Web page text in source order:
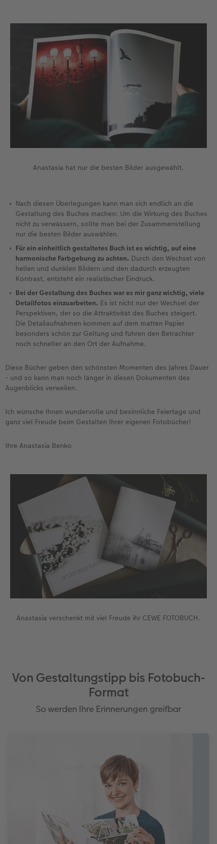
Anastasia hat nur die besten Bilder ausgewählt.
Nach diesen Überlegungen kann man sich endlich an die
Gestaltung des Buches machen: Um die Wirkung des Buches
nicht zu verwässern, sollte man bei der Zusammenstellung
nur die besten Bilder auswählen.
Für ein einheitlich gestaltetes Buch ist es wichtig, auf eine
harmonische Farbgebung zu achten. Durch den Wechsel von
hellen und dunklen Bildern und den dadurch erzeugten
Kontrast, entsteht ein realistischer Eindruck.
Bei der Gestaltung des Buches war es mir ganz wichtig, viele
Detailfotos einzuarbeiten. Es ist nicht nur der Wechsel der
Perspektiven, der so die Attraktivität des Buches steigert.
Die Detailaufnahmen kommen auf dem matten Papier
besonders schön zur Geltung und führen den Betrachter
noch schneller an den Ort der Aufnahme.
Diese Bücher geben den schönsten Momenten des Jahres Dauer
- und so kann man noch länger in diesen Dokumenten des
Augenblicks verweilen.
Ich wünsche Ihnen wundervolle und besinnliche Feiertage und
ganz viel Freude beim Gestalten Ihrer eigenen Fotobücher!
Ihre Anastasia Benko
Anastasia verschenkt mit viel Freude ihr CEWE FOTOBUCH.
Von Gestaltungstipp bis Fotobuch-
Format
So werden Ihre Erinnerungen greifbar